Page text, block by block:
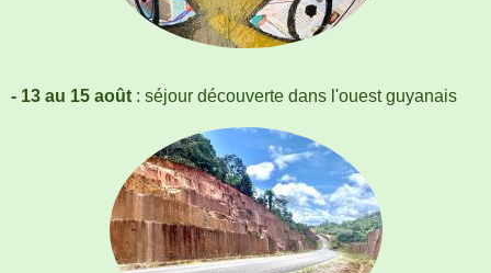
- 13 au 15 août : séjour découverte dans l'ouest guyanais